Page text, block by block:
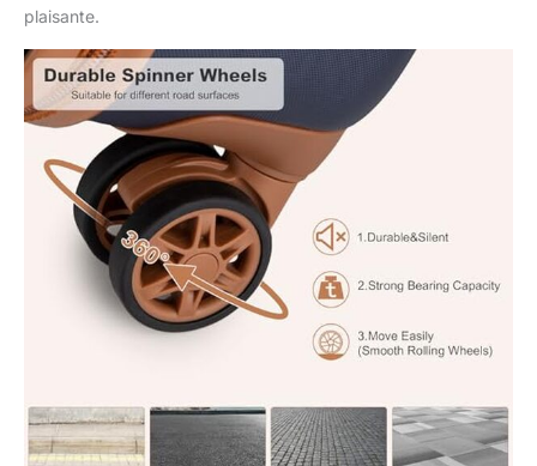
plaisante.